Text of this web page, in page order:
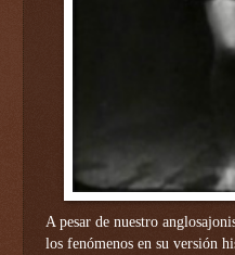
A pesar de nuestro
los fenómenos en su versión